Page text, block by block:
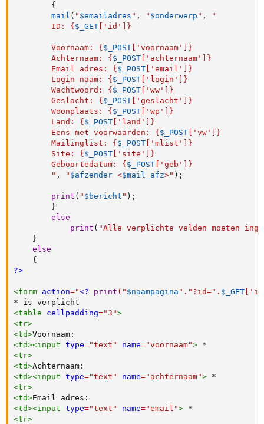
{
mail ( " $emailadres " , " $onderwerp " ,
"
		ID:
{ $_GET 'id' }
		Voornaam:
{ $_POST 'voornaam'
}
		Achternaam:
{ $_POST 'achternaam'
}
		Email adres:
{ $_POST 'email'
}
		Login naam:
{ $_POST 'login'
}
		Wachtwoord:
{ $_POST 'ww'
}
		Geslacht:
{ $_POST 'geslacht'
}
		Woonplaats:
{ $_POST 'wp'
}
		Land:
{ $_POST 'land'
}
		Eens met voorwaarden:
{ $_POST 'vw'
}
		Mailinglist:
{ $_POST 'mlist'
}
		Site:
{ $_POST 'site'
}
		Geboortedatum:
{ $_POST 'geb'
}
		"
, " $afzender <$mail_afz>" ) ;
print ( " $bericht " ) ;
}
else
print ( "Alle verplichte velden moeten
}
else
{
?>
<form action="<? print ( " $naampagina " . "?id=" . $_GET
<table cellpadding="3 ">
<tr>
<td>
<td><input type="text " name="voornaam">
<tr>
<td>
<td><input type="text " name=" achternaam">
<tr>
<td>
<td><input type="text " name="email ">
<tr>